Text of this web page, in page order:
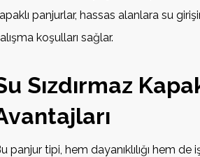
panjurlar, hassas alanlara su
koşulları sağlar.
Sızdırmaz
panjur tipi, hem dayanıklılığı hem de